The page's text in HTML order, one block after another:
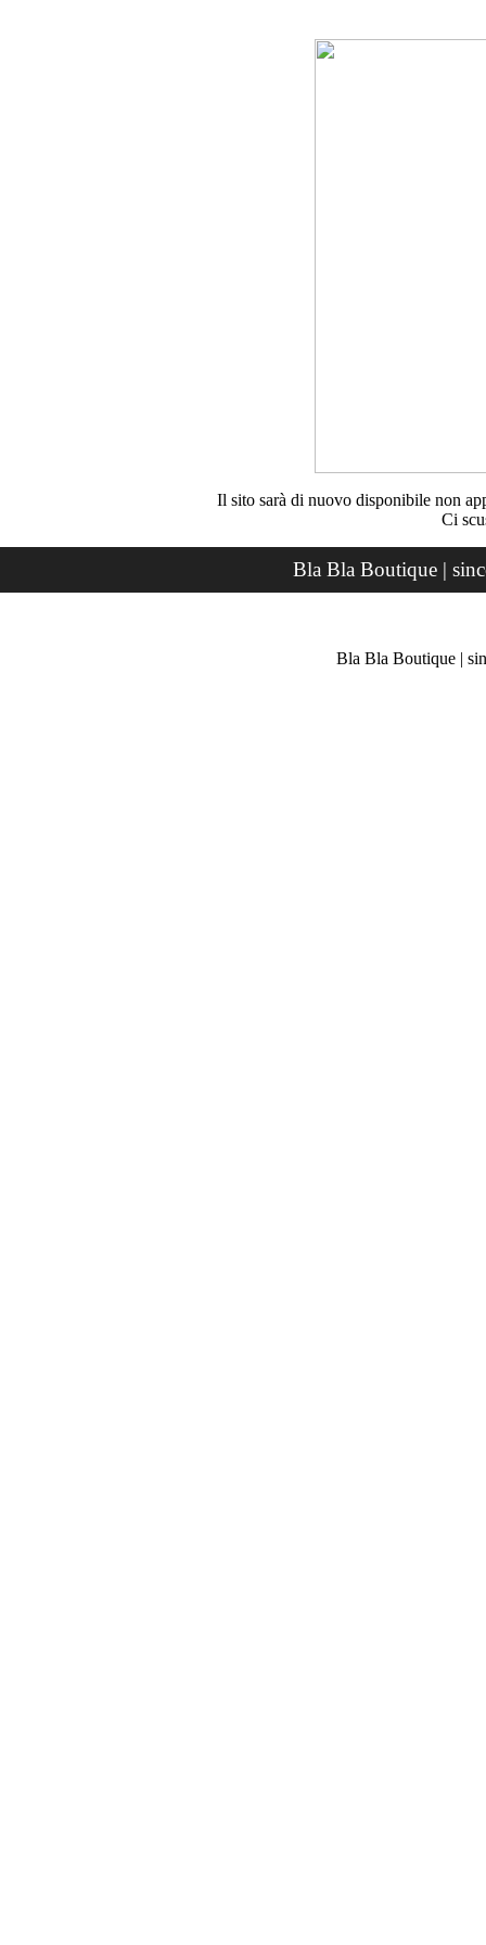
Il sito sarà di nuovo disponibile non
Ci
Bla Bla Boutique |
Bla Bla Boutique |